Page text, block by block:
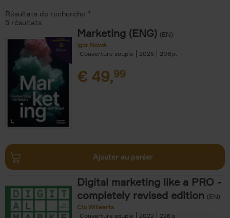
Résultats de recherche ''
5 résultats
Marketing (ENG) (EN)
Igor Nowé
Couverture souple
2025 208
€ 49,99
Ajouter au panier
Digital marketing like a PRO -
completely revised edition (EN)
Clo Willaerts
Couverture souple
2022 226